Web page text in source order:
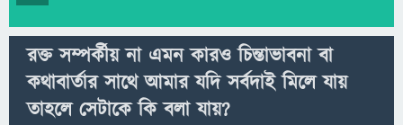
রক্ত সম্পর্কীয় না এমন কারও চিন্তাভাবনা বা
কথাবার্তার সাথে আমার যদি সর্বদাই মিলে যায়
তাহলে সেটাকে কি বলা যায়?